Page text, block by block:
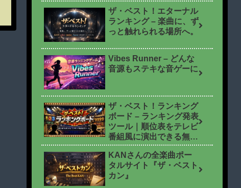
ザ・ベスト！エターナル
ランキング – 楽曲に、ず
っと触れられる場所へ。
Vibes Runner – どんな
音源もステキな音ゲーに
ザ・ベスト！ランキング
ボード – ランキング発表
ツール｜順位表をテレビ
番組風に演出できる無料
ツール
KANさんの全楽曲ポー
タルサイト『ザ・ベスト
カン』